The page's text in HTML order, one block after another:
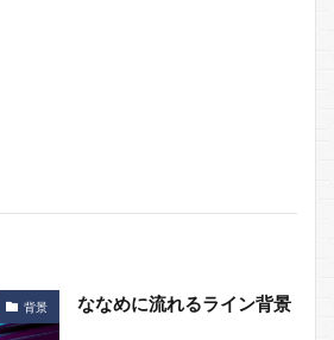
背景 ななめに流れるライン背景